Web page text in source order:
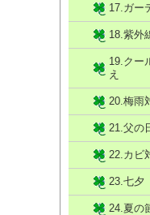
17.ガー
18.紫外
19.クー
え
20.梅雨
21.父の
22.カビ
23.七夕
24.夏の